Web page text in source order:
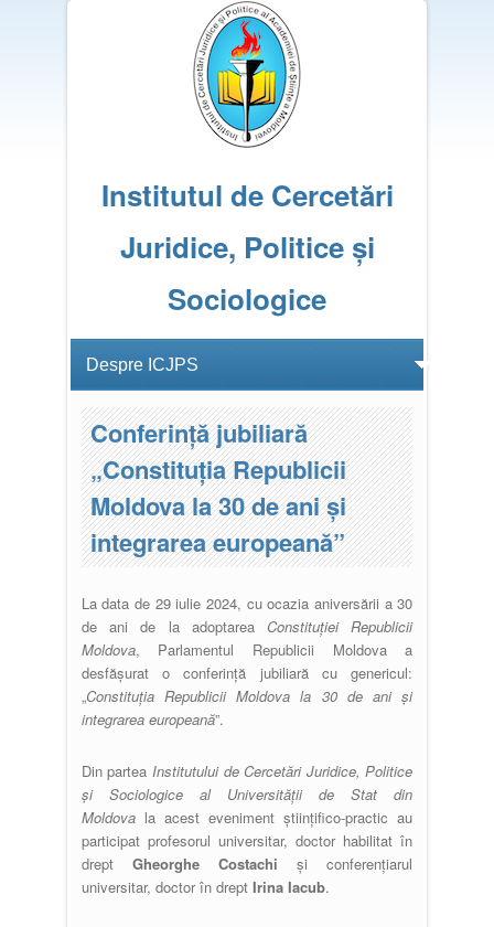
Institutul de Cercetări
Juridice, Politice și
Sociologice
Conferință jubiliară
„Constituția Republicii
Moldova la 30 de ani și
integrarea europeană”
La data de 29 iulie 2024, cu ocazia aniversării a 30
de ani de la adoptarea Constituției Republicii
Moldova, Parlamentul Republicii Moldova a
desfășurat o conferință jubiliară cu genericul:
„Constituția Republicii Moldova la 30 de ani și
integrarea europeană”.
Din partea Institutului de Cercetări Juridice, Politice
și Sociologice al Universității de Stat din
Moldovala acest eveniment științifico-practic au
participat profesorul universitar, doctor habilitat în
drept Gheorghe Costachiși conferențiarul
universitar, doctor în drept Irina Iacub.